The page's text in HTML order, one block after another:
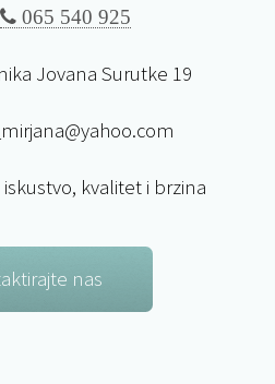
065 540 925
Jovana Surutke 19
kvalitet i brzina
nas